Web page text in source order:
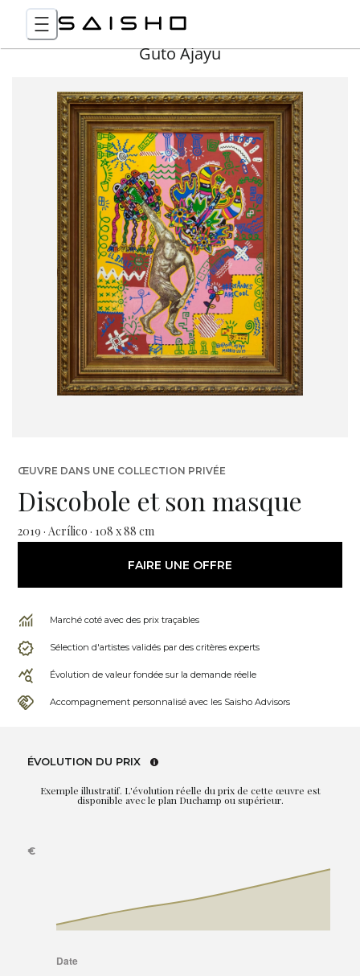
Guto Ajayu
ŒUVRE DANS UNE COLLECTION PRIVÉE
Discobole et son masque
2019 · Acrílico · 108 x 88 cm
FAIRE UNE OFFRE
Marché coté avec des prix traçables
Sélection d'artistes validés par des critères experts
Évolution de valeur fondée sur la demande réelle
Accompagnement personnalisé avec les Saisho Advisors
ÉVOLUTION DU PRIX
Exemple illustratif. L'évolution réelle du prix de cette œuvre est
disponible avec le plan Duchamp ou supérieur.